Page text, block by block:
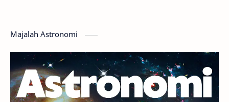
Planet Kerdil Bumi Pengetahuan
Berita Hujan Meteor Satelit Alami
Majalah Astronomi